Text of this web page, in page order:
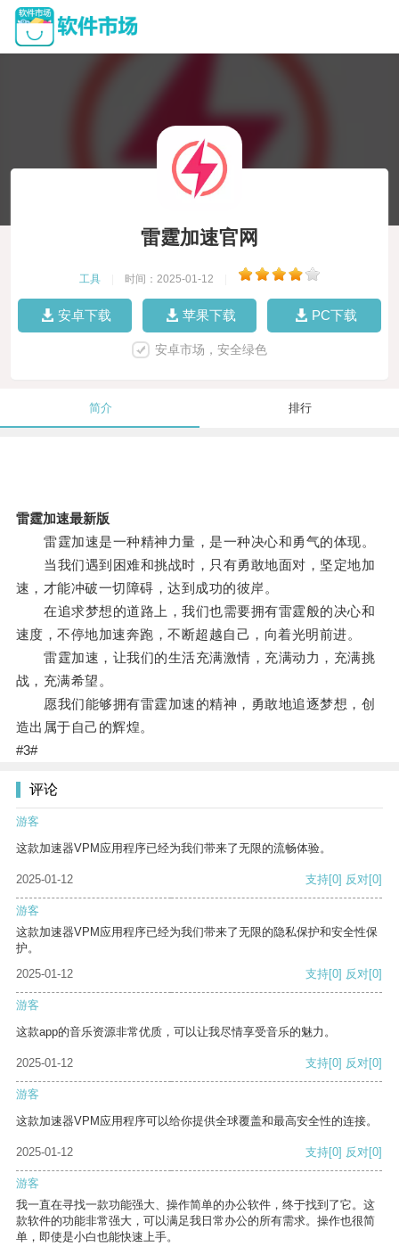
雷霆加速官网
工具 时间：2025-01-12
安卓下载 苹果下载 PC下载
安卓市场，安全绿色
简介 排行
雷霆加速最新版
雷霆加速是一种精神力量，是一种决心和勇气的体现。
当我们遇到困难和挑战时，只有勇敢地面对，坚定地加
速，才能冲破一切障碍，达到成功的彼岸。
在追求梦想的道路上，我们也需要拥有雷霆般的决心和
速度，不停地加速奔跑，不断超越自己，向着光明前进。
雷霆加速，让我们的生活充满激情，充满动力，充满挑
战，充满希望。
愿我们能够拥有雷霆加速的精神，勇敢地追逐梦想，创
造出属于自己的辉煌。
#3#
评论
游客
这款加速器VPM应用程序已经为我们带来了无限的流畅体验。
2025-01-12 支持[0] 反对[0]
游客
这款加速器VPM应用程序已经为我们带来了无限的隐私保护和安全性保
护。
2025-01-12
支持[0] 反对[0]
游客
这款app的音乐资源非常优质，可以让我尽情享受音乐的魅力。
2025-01-12 支持[0] 反对[0]
游客
这款加速器VPM应用程序可以给你提供全球覆盖和最高安全性的连接。
2025-01-12 支持[0] 反对[0]
游客
我一直在寻找一款功能强大、操作简单的办公软件，终于找到了它。这
款软件的功能非常强大，可以满足我日常办公的所有需求。操作也很简
单，即使是小白也能快速上手。